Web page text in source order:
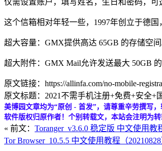
这个信箱相对年轻一些，1997年创立于德
超大容量：GMX提供高达 65GB 的存储空间
超大附件：GMX Mail允许发送最大 50GB 的
原文链接：https://allinfa.com/no-mobile-
原文标题：2021不需手机注册+免费+安全+
美博园文章均为“原创 - 首发”，请尊重辛劳撰写
软件版权归原作者！个别转载文，本站会注明为转
« 前文： Toranger_v3.6.0 稳定版 中文使用教
Tor Browser_10.5.5 中文使用教程（20210828